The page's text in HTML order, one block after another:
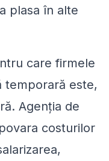
plasa în alte
care firmele
temporară este,
Agenția de
costurilor